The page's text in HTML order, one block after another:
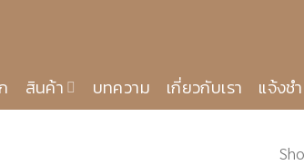
สินค้า บทความ เกี่ยวกับเรา แจ้งช